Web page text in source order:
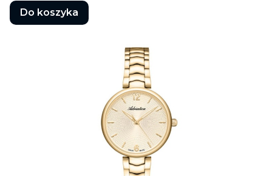
Do koszyka